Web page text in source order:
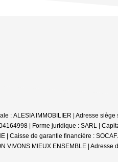
: ALESIA IMMOBILIER | Adresse
| Forme juridique : SARL |
Caisse de garantie financière :
VIVONS MIEUX ENSEMBLE | Adresse